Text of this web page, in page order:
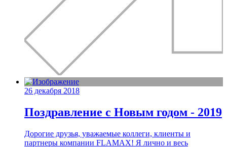
26 декабря 2018
Поздравление с Новым годом - 2019
Дорогие друзья, уважаемые коллеги, клиенты и
партнеры компании FLAMAX! Я лично и весь